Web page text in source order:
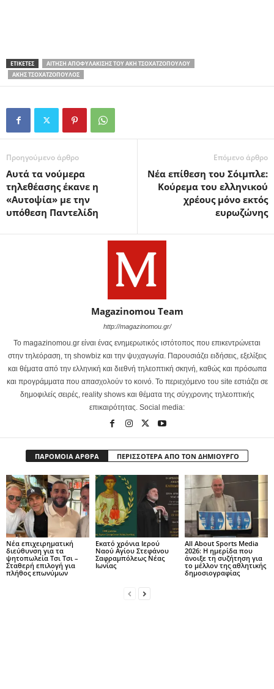
ΕΤΙΚΕΤΕΣ
ΑΊΤΗΣΗ ΑΠΟΦΥΛΆΚΙΣΗΣ ΤΟΥ ΑΚΗ ΤΣΟΧΑΤΖΌΠΟΥΛΟΥ
ΆΚΗΣ ΤΣΟΧΑΤΖΌΠΟΥΛΟΣ
Προηγούμενο άρθρο
Αυτά τα νούμερα
τηλεθέασης έκανε η
«Αυτοψία» με την
υπόθεση Παντελίδη
Επόμενο άρθρο
Νέα επίθεση του Σόιμπλε:
Κούρεμα του ελληνικού
χρέους μόνο εκτός
ευρωζώνης
Magazinomou Team
http://magazinomou.gr/
Το magazinomou.gr είναι ένας ενημερωτικός ιστότοπος που επικεντρώνεται
στην τηλεόραση, τη showbiz και την ψυχαγωγία. Παρουσιάζει ειδήσεις, εξελίξεις
και θέματα από την ελληνική και διεθνή τηλεοπτική σκηνή, καθώς και πρόσωπα
και προγράμματα που απασχολούν το κοινό. Το περιεχόμενο του site εστιάζει σε
δημοφιλείς σειρές, reality shows και θέματα της σύγχρονης τηλεοπτικής
επικαιρότητας. Social media:
ΠΑΡΟΜΟΙΑ ΑΡΘΡΑ ΠΕΡΙΣΣΟΤΕΡΑ ΑΠΟ ΤΟΝ ΔΗΜΙΟΥΡΓΟ
Νέα επιχειρηματική
διεύθυνση για τα
ψητοπωλεία Τσι Τσι –
Σταθερή επιλογή για
πλήθος επωνύμων
Εκατό χρόνια Ιερού
Ναού Αγίου Στεφάνου
Σαφραμπόλεως Νέας
Ιωνίας
All About Sports Media
2026: Η ημερίδα που
άνοιξε τη συζήτηση για
το μέλλον της αθλητικής
δημοσιογραφίας